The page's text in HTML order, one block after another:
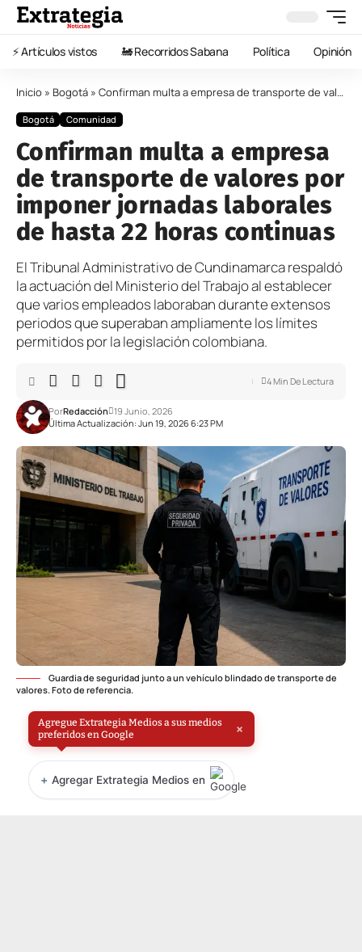
⚡️ Artículos vistos 🚂 Recorridos Sabana Política Opinión
Inicio » Bogotá » Confirman multa a empresa de transporte de valores por imponer jornadas laborales de hasta 22 horas continuas
Bogotá Comunidad
Confirman multa a empresa
de transporte de valores por
imponer jornadas laborales
de hasta 22 horas continuas
El Tribunal Administrativo de Cundinamarca respaldó
la actuación del Ministerio del Trabajo al establecer
que varios empleados laboraban durante extensos
periodos que superaban ampliamente los límites
permitidos por la legislación colombiana.
Última Actualización: Jun 19, 2026 6:23 PM
PorRedacción 19 Junio, 2026
4 Min De Lectura
Guardia de seguridad junto a un vehículo blindado de transporte de
valores. Foto de referencia.
Agregue Extrategia Medios a sus medios
preferidos en Google
×
+ Agregar Extrategia Medios en